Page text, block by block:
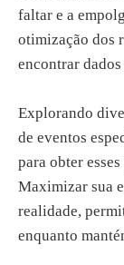
faltar e a
otimização dos
encontrar
Explorando
de eventos
para obter
Maximizar sua
realidade,
enquanto